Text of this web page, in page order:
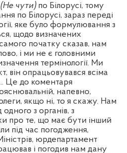
(Не чути) по Білорусі, тому
по Білорусі, зараз переді
яке було формулювання з
щодо визначених
початку сказав, нам
і ми не є головними
термінології. Ми
він опрацьовувався всіма
Це до коментаря
напевно,
якщо ні, то я скажу. Нам
з органів, з
про те, що має бути інший
під час погодження,
юрдепартамент
і погодив нам дану